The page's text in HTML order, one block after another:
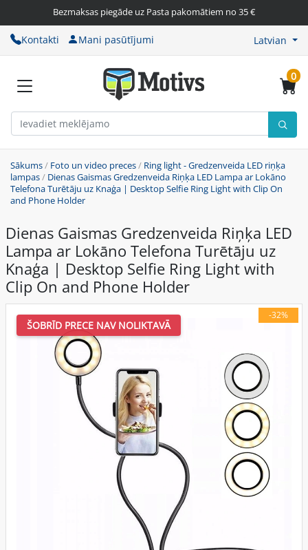
Bezmaksas piegāde uz Pasta pakomātiem no 35 €
Kontakti Mani pasūtījumi Latvian
0
Sākums/ Foto un video preces/ Ring light - Gredzenveida LED riņķa
lampas/ Dienas Gaismas Gredzenveida Riņķa LED Lampa ar Lokāno
Telefona Turētāju uz Knaģa | Desktop Selfie Ring Light with Clip On
and Phone Holder
Dienas Gaismas Gredzenveida Riņķa LED
Lampa ar Lokāno Telefona Turētāju uz
Knaģa | Desktop Selfie Ring Light with
Clip On and Phone Holder
-32%
ŠOBRĪD PRECE NAV NOLIKTAVĀ